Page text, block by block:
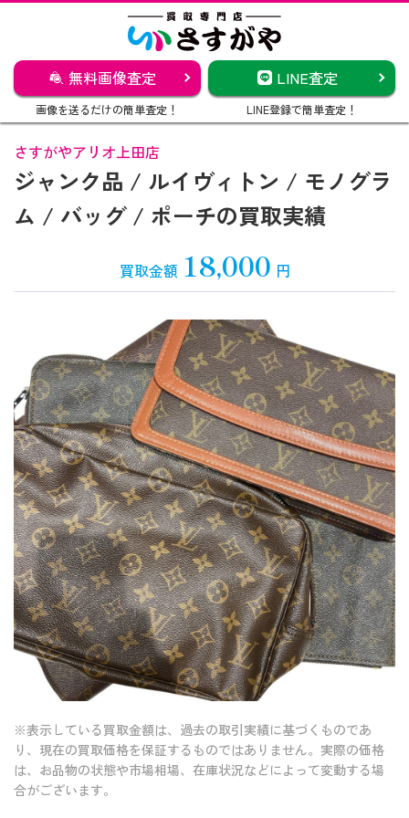
無料画像査定
画像を送るだけの簡単査定！
LINE査定
LINE登録で簡単査定！
さすがやアリオ上田店
ジャンク品 / ルイヴィトン / モノグラ
ム / バッグ / ポーチの買取実績
買取金額 18,000 円
※表示している買取金額は、過去の取引実績に基づくものであ
り、現在の買取価格を保証するものではありません。実際の価格
は、お品物の状態や市場相場、在庫状況などによって変動する場
合がございます。